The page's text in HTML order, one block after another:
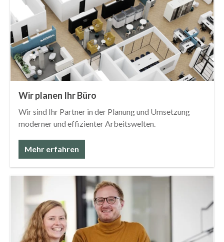
Wir planen Ihr Büro
Wir sind Ihr Partner in der Planung und Umsetzung
moderner und effizienter Arbeitswelten.
Mehr erfahren